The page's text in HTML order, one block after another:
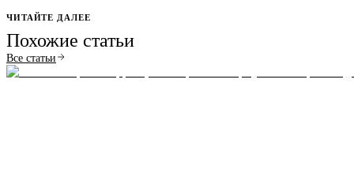
ЧИТАЙТЕ ДАЛЕЕ
Похожие статьи
Все статьи